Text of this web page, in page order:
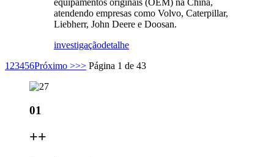
atendendo empresas como Volvo, Caterpillar,
Liebherr, John Deere e Doosan.
investigaçãodetalhe
1 23456Próximo >>> Página 1 de 43
01
++